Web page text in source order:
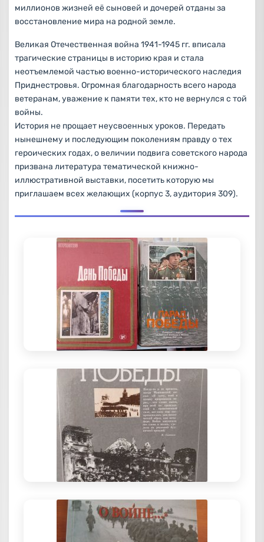
миллионов жизней её сыновей и дочерей отданы за
восстановление мира на родной земле.
Великая Отечественная война 1941-1945 гг. вписала
трагические страницы в историю края и стала
неотъемлемой частью военно-исторического наследия
Приднестровья. Огромная благодарность всего народа
ветеранам, уважение к памяти тех, кто не вернулся с той
войны.
История не прощает неусвоенных уроков. Передать
нынешнему и последующим поколениям правду о тех
героических годах, о величии подвига советского народа
призвана литература тематической книжно-
иллюстративной выставки, посетить которую мы
приглашаем всех желающих (корпус 3, аудитория 309).